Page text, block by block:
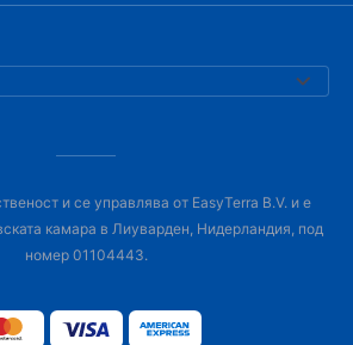
и се управлява от EasyTerra B.V. и е
камара в Лиуварден, Нидерландия, под
номер 01104443.